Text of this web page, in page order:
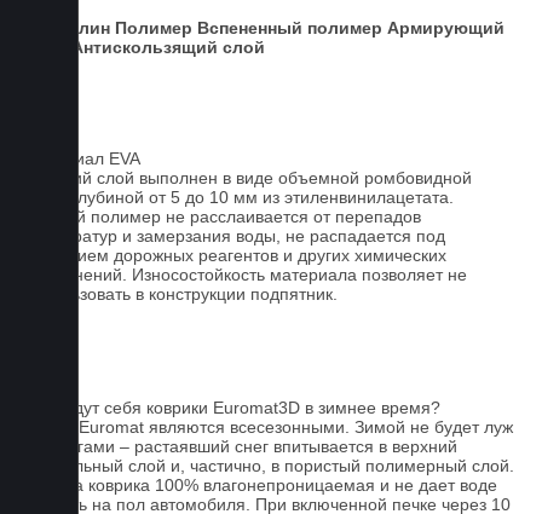
Ковролин Полимер Вспененный полимер Армирующий
Антискользящий слой
Материал EVA
Верхний слой выполнен в виде объемной ромбовидной
сетки глубиной от 5 до 10 мм из этиленвинилацетата.
Данный полимер не расслаивается от перепадов
температур и замерзания воды, не распадается под
действием дорожных реагентов и других химических
загрязнений. Износостойкость материала позволяет не
использовать в конструкции подпятник.
Как ведут себя коврики Euromat3D в зимнее время?
Ковры Euromat являются всесезонными. Зимой не будет луж
под ногами – растаявший снег впитывается в верхний
текстильный слой и, частично, в пористый полимерный слой.
Основа коврика 100% влагонепроницаемая и не дает воде
попасть на пол автомобиля. При включенной печке через 10